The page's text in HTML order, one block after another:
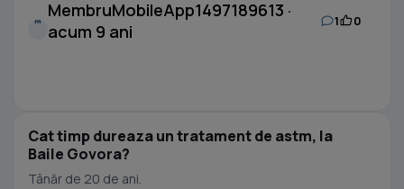
M
MembruMobileApp1497189613 ·
acum 9 ani
1 0
Cat timp dureaza un tratament de astm, la
Baile Govora?
Tânăr de 20 de ani.